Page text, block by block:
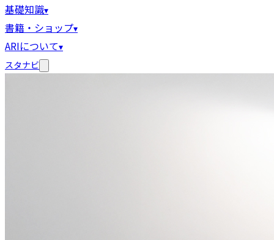
基礎知識▾
書籍・ショップ▾
ARIについて▾
スタナビ